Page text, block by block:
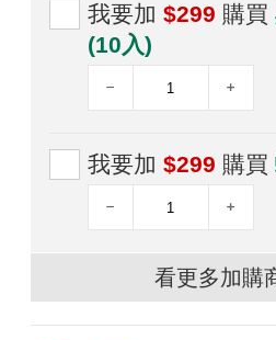
我要加 $299 購買
(10入)
我要加 $299 購買
看更多加購